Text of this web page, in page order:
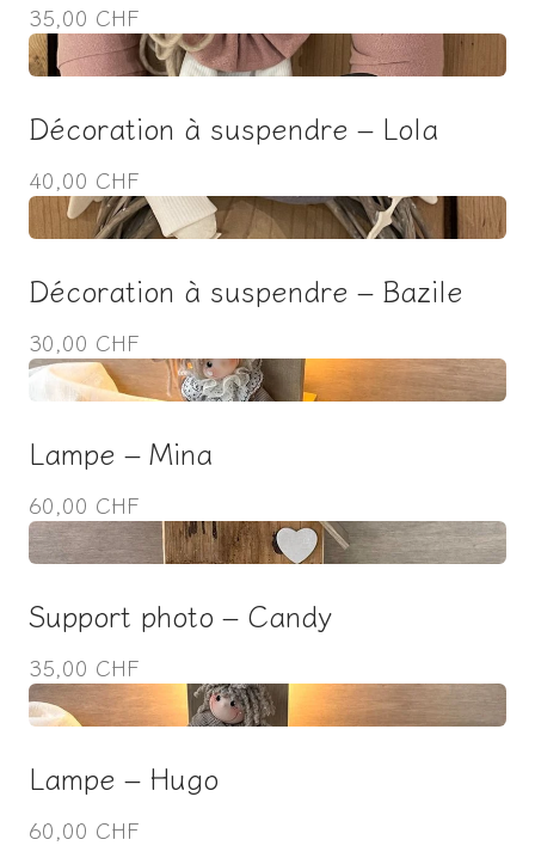
35,00 CHF
Décoration à suspendre – Lola
40,00 CHF
Décoration à suspendre – Bazile
30,00 CHF
Lampe – Mina
60,00 CHF
Support photo – Candy
35,00 CHF
Lampe – Hugo
60,00 CHF